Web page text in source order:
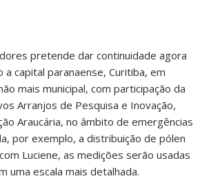
pretende dar continuidade agora
capital paranaense, Curitiba, em
mais municipal, com participação da
Arranjos de Pesquisa e Inovação,
Araucária, no âmbito de emergências
por exemplo, a distribuição de pólen
Luciene, as medições serão usadas
uma escala mais detalhada.